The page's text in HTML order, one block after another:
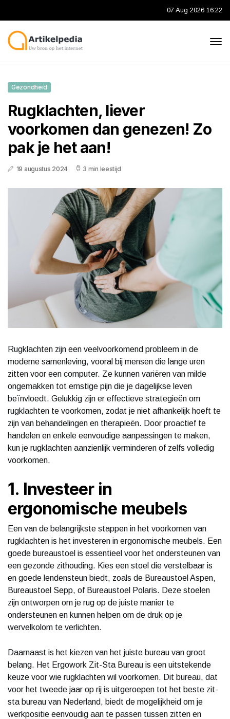
07 Aug 2026 16:22
Gezondheid
Rugklachten, liever
voorkomen dan genezen! Zo
pak je het aan!
19 augustus 2024 3 min leestijd
Rugklachten zijn een veelvoorkomend probleem in de
moderne samenleving, vooral bij mensen die lange uren
zitten voor een computer. Ze kunnen variëren van milde
ongemakken tot ernstige pijn die je dagelijkse leven
beïnvloedt. Gelukkig zijn er effectieve strategieën om
rugklachten te voorkomen, zodat je niet afhankelijk hoeft te
zijn van behandelingen en therapieën. Door proactief te
handelen en enkele eenvoudige aanpassingen te maken,
kun je rugklachten aanzienlijk verminderen of zelfs volledig
voorkomen.
1. Investeer in
ergonomische meubels
Een van de belangrijkste stappen in het voorkomen van
rugklachten is het investeren in ergonomische meubels. Een
goede bureaustoel is essentieel voor het ondersteunen van
een gezonde zithouding. Kies een stoel die verstelbaar is
en goede lendensteun biedt, zoals de Bureaustoel Aspen,
Bureaustoel Sepp, of Bureaustoel Polaris. Deze stoelen
zijn ontworpen om je rug op de juiste manier te
ondersteunen en kunnen helpen om de druk op je
wervelkolom te verlichten.
Daarnaast is het kiezen van het juiste bureau van groot
belang. Het Ergowork Zit-Sta Bureau is een uitstekende
keuze voor wie rugklachten wil voorkomen. Dit bureau, dat
voor het tweede jaar op rij is uitgeroepen tot het beste zit-
sta bureau van Nederland, biedt de mogelijkheid om je
werkpositie eenvoudig aan te passen tussen zitten en